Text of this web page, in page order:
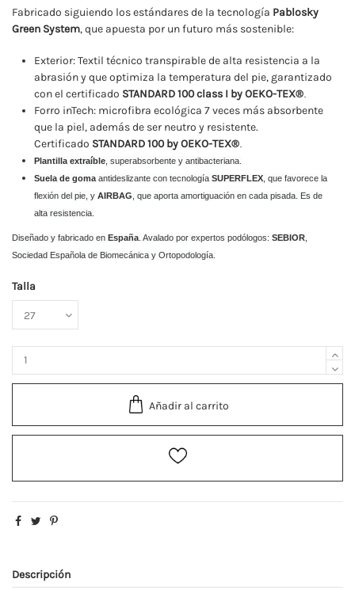
Fabricado siguiendo los estándares de la tecnología Pablosky
Green System, que apuesta por un futuro más sostenible:
Exterior: Textil técnico transpirable de alta resistencia a la
abrasión y que optimiza la temperatura del pie, garantizado
con el certificado STANDARD 100 class I by OEKO-TEX®.
Forro inTech: microfibra ecológica 7 veces más absorbente
que la piel, además de ser neutro y resistente.
Certificado STANDARD 100 by OEKO-TEX®.
Plantilla extraíble, superabsorbente y antibacteriana.
Suela de gomaantideslizante con tecnología SUPERFLEX, que favorece la
flexión del pie, y AIRBAG, que aporta amortiguación en cada pisada. Es de
alta resistencia.
Diseñado y fabricado en España . Avalado por expertos podólogos: SEBIOR
Sociedad Española de Biomecánica y Ortopodología.
Talla
Añadir al carrito
Descripción